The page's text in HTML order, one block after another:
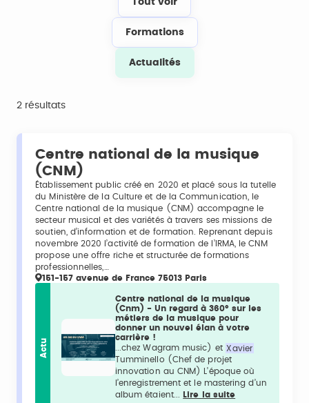
Tout voir
Formations
Actualités
2 résultats
Centre national de la musique
(CNM)
Établissement public créé en 2020 et placé sous la tutelle
du Ministère de la Culture et de la Communication, le
Centre national de la musique (CNM) accompagne le
secteur musical et des variétés à travers ses missions de
soutien, d’information et de formation. Reprenant depuis
novembre 2020 l’activité de formation de l’IRMA, le CNM
propose une offre riche et structurée de formations
professionnelles,…
151-157 avenue de France 75013 Paris
Actu
Centre national de la musique
(Cnm) - Un regard à 360° sur les
métiers de la musique pour
donner un nouvel élan à votre
carrière !
...chez Wagram music) et Xavier
Tumminello (Chef de projet
innovation au CNM) L’époque où
l’enregistrement et le mastering d’un
album étaient...
Lire la suite